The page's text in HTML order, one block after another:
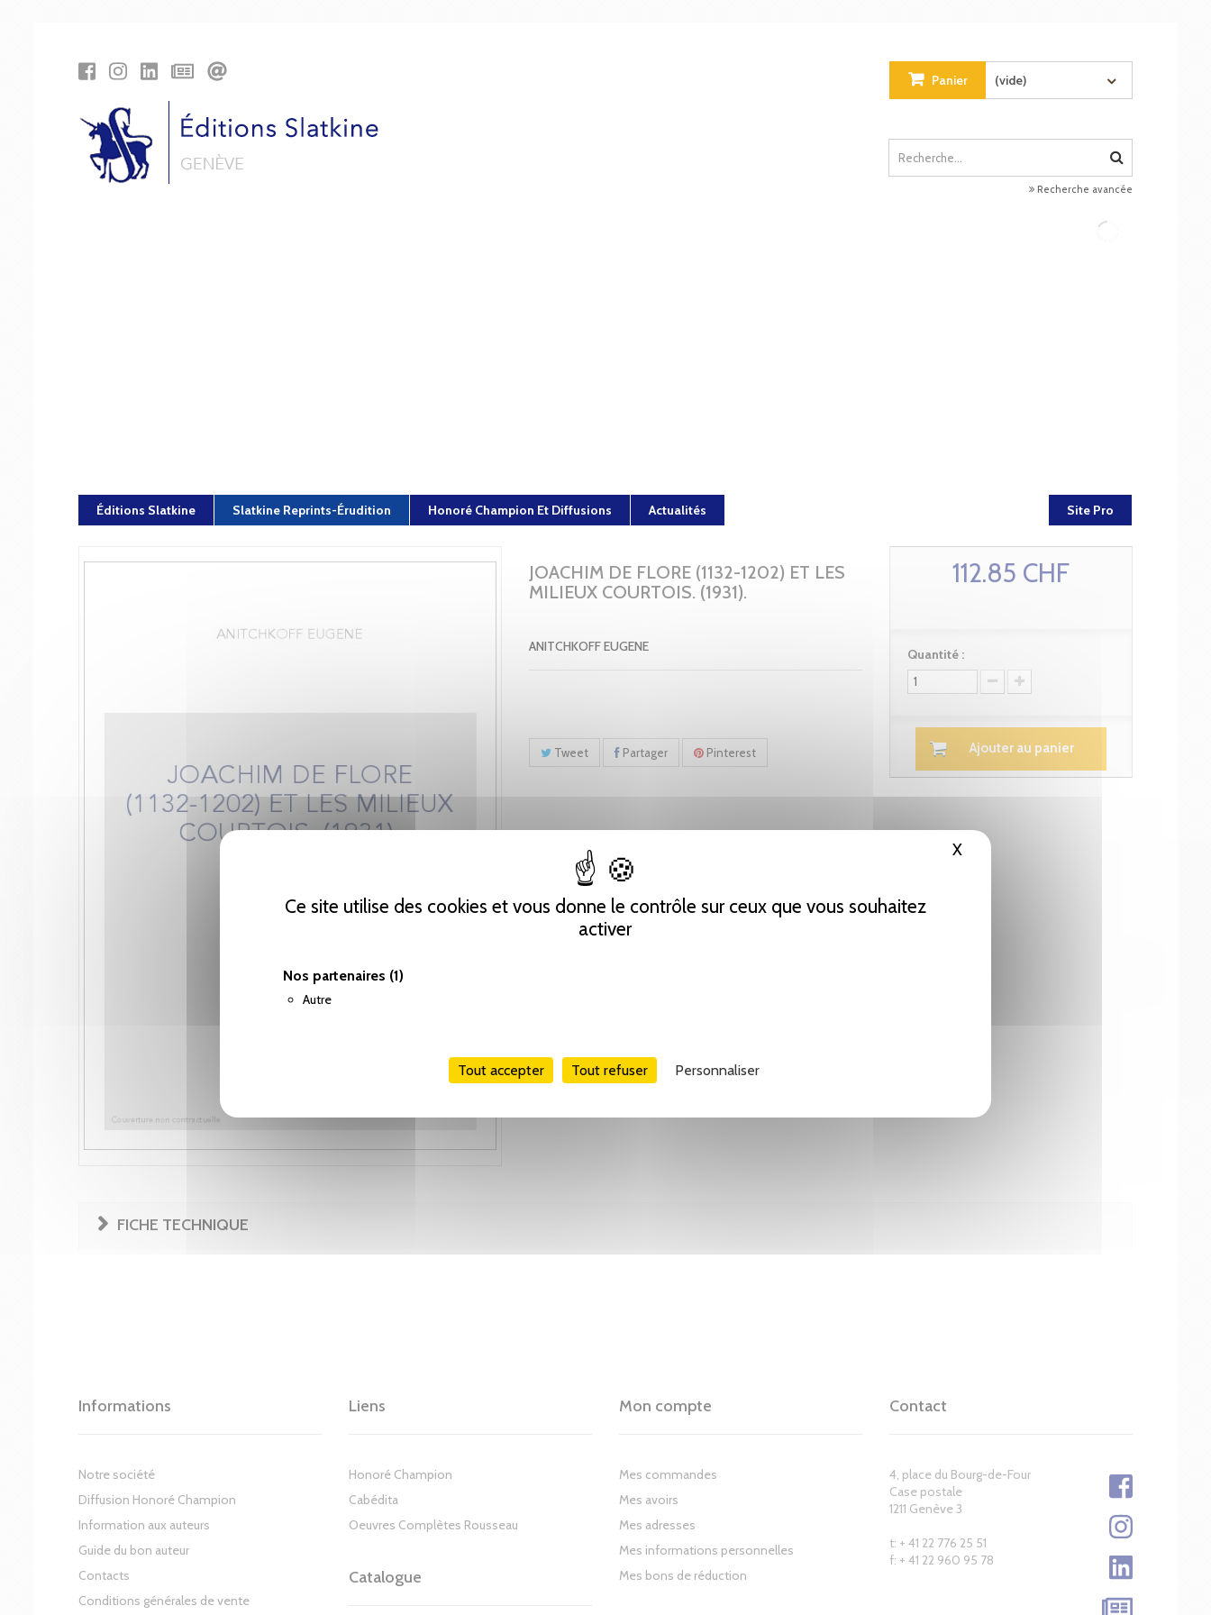
Ce site utilise des cookies et vous donne le contrôle sur ceux que vous souhaitez
activer
Nos partenaires (1)
Autre
Tout accepter Tout refuser Personnaliser
X Masquer le bandeau des cookies
Panier (vide)
Recherche avancée
Éditions Slatkine Slatkine Reprints-Érudition Honoré Champion Et Diffusions Actualités Site Pro
JOACHIM DE FLORE (1132-1202) ET LES
MILIEUX COURTOIS. (1931).
ANITCHKOFF EUGENE
Tweet Partager Pinterest
112.85 CHF
Quantité :
Ajouter au panier
FICHE TECHNIQUE
Informations
Notre société
Diffusion Honoré Champion
Information aux auteurs
Guide du bon auteur
Contacts
Conditions générales de vente
Liens
Honoré Champion
Cabédita
Oeuvres Complètes Rousseau
Catalogue
Mon compte
Mes commandes
Mes avoirs
Mes adresses
Mes informations personnelles
Mes bons de réduction
Contact
4, place du Bourg-de-Four
Case postale
1211 Genève 3
t: + 41 22 776 25 51
f: + 41 22 960 95 78